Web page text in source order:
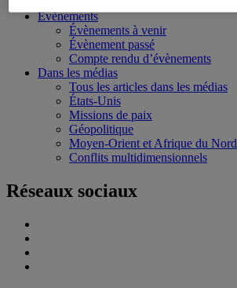
Évènements
Évènements à venir
Évènement passé
Compte rendu d’évènements
Dans les médias
Tous les articles dans les médias
États-Unis
Missions de paix
Géopolitique
Moyen-Orient et Afrique du Nord
Conflits multidimensionnels
Réseaux sociaux